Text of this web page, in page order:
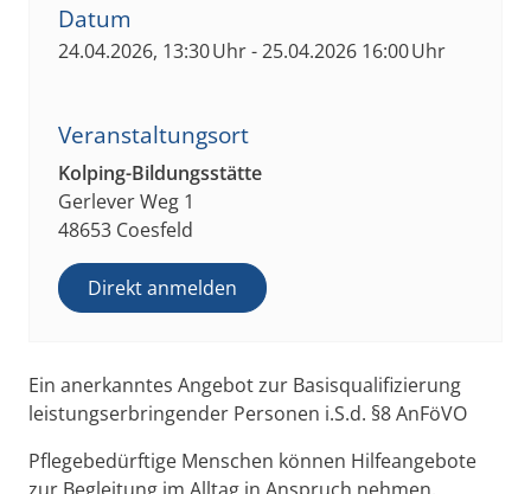
Datum
24.04.2026, 13:30 Uhr - 25.04.2026 16:00 Uhr
Veranstaltungsort
Kolping-Bildungsstätte
Gerlever Weg 1
48653 Coesfeld
Direkt anmelden
Ein anerkanntes Angebot zur Basisqualifizierung
leistungserbringender Personen i.S.d. §8 AnFöVO
Pflegebedürftige Menschen können Hilfeangebote